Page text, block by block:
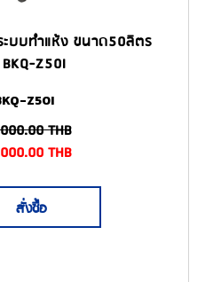
บบทำแห้ง ขนาด50ลิตร
Z50I
Z50I
THB
THB
สั่งซื้อ